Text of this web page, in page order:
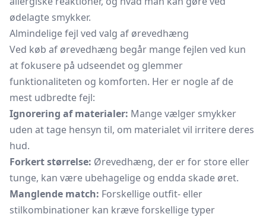
ødelagte smykker.
Almindelige fejl ved valg af ørevedhæng
Ved køb af ørevedhæng begår mange fejlen ved kun
at fokusere på udseendet og glemmer
funktionaliteten og komforten. Her er nogle af de
mest udbredte fejl:
Ignorering af materialer: Mange vælger smykker
uden at tage hensyn til, om materialet vil irritere deres
hud.
Forkert størrelse: Ørevedhæng, der er for store eller
tunge, kan være ubehagelige og endda skade øret.
Manglende match: Forskellige outfit- eller
stilkombinationer kan kræve forskellige typer